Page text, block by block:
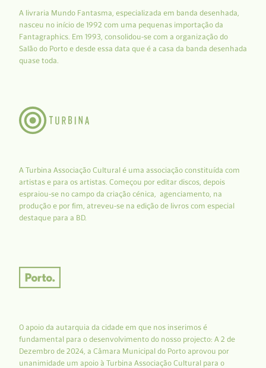
A livraria Mundo Fantasma, especializada em banda desenhada,
nasceu no início de 1992 com uma pequenas importação da
Fantagraphics. Em 1993, consolidou-se com a organização do
Salão do Porto e desde essa data que é a casa da banda desenhada
quase toda.
A Turbina Associação Cultural é uma associação constituída com
artistas e para os artistas. Começou por editar discos, depois
espraiou-se no campo da criação cénica, agenciamento, na
produção e por fim, atreveu-se na edição de livros com especial
destaque para a BD.
O apoio da autarquia da cidade em que nos inserimos é
fundamental para o desenvolvimento do nosso projecto: A 2 de
Dezembro de 2024, a Câmara Municipal do Porto aprovou por
unanimidade um apoio à Turbina Associação Cultural para o